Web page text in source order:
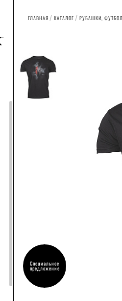
ГЛАВНАЯ КАТАЛОГ РУБАШКИ,
Специальное
предложение